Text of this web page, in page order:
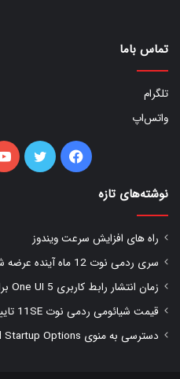
تماس باما
تلگرام
واتس‌اپ
فیس توییتر
نوشته‌های تازه
راه های افزایش سرعت ویندوز
سری ردمی نوت 12 ماه آینده عرضه شود
زمان انتشار رابط کاربری One UI 5 برای گوشی‌های سامسونگ مشخص شد
قیمت شیائومی ردمی نوت 11SE تایید شد
دسترسی به منوی Advanced Startup Options ویندوز 11